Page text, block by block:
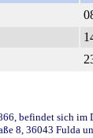
befindet sich
8, 36043 Fulda